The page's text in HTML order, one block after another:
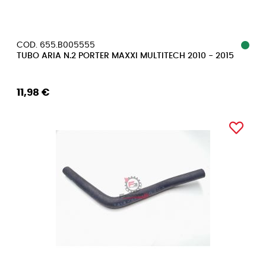
COD. 655.B005555
TUBO ARIA N.2 PORTER MAXXI MULTITECH 2010 - 2015
11,98 €